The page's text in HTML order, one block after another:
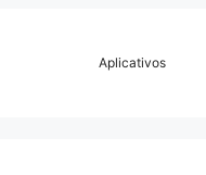
Aplicativos